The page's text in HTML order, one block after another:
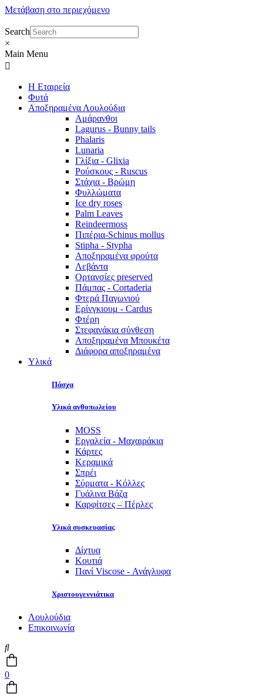
Μετάβαση στο περιεχόμενο
Search
×
Main Menu
Η Εταιρεία
Φυτά
Αποξηραμένα Λουλούδια
Αμάρανθοι
Lagurus - Bunny tails
Phalaris
Lunaria
Γλίξια - Glixia
Ρούσκους - Ruscus
Στάχια - Βρώμη
Φυλλώματα
Ice dry roses
Palm Leaves
Reindeermoss
Πιπέρια-Schinus mollus
Stipha - Stypha
Αποξηραμένα φρούτα
Λεβάντα
Ορτανσίες preserved
Πάμπας - Cortaderia
Φτερά Παγωνιού
Ερίνγκιουμ - Cardus
Φτέρη
Στεφανάκια σύνθεση
Αποξηραμένα Μπουκέτα
Διάφορα αποξηραμένα
Υλικά
Πάσχα
Υλικά ανθοπωλείου
MOSS
Εργαλεία - Μαχαιράκια
Κάρτες
Κεραμικά
Σπρέι
Σύρματα - Κόλλες
Γυάλινα Βάζα
Καρφίτσες – Πέρλες
Υλικά συσκευασίας
Δίχτυα
Κουτιά
Πανί Viscose - Ανάγλυφα
Χριστουγεννιάτικα
Λουλούδια
Επικοινωνία
0